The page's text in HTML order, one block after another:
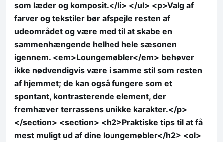
som læder og komposit.</li> </ul> <p>Valg af
farver og tekstiler bør afspejle resten af
udeområdet og være med til at skabe en
sammenhængende helhed hele sæsonen
igennem. <em>Loungemøbler</em> behøver
ikke nødvendigvis være i samme stil som resten
af hjemmet; de kan også fungere som et
spontant, kontrasterende element, der
fremhæver terrassens unikke karakter.</p>
</section> <section> <h2>Praktiske tips til at få
mest muligt ud af dine loungemøbler</h2> <ol>